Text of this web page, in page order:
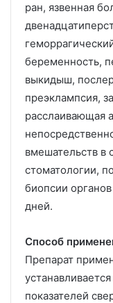
ран, язвенная
беременность,
выкидыш,
преэклампсия,
расслаивающая
вмешательств в
стоматологии,
биопсии
дней.
Способ
Препарат
показателей